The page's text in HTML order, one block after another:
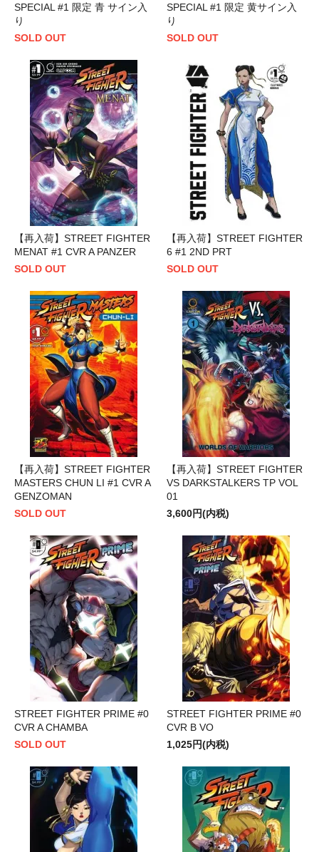
SPECIAL #1 限定 青 サイン入
り
SOLD OUT
SPECIAL #1 限定 黄サイン入
り
SOLD OUT
【再入荷】STREET FIGHTER
MENAT #1 CVR A PANZER
SOLD OUT
【再入荷】STREET FIGHTER
6 #1 2ND PRT
SOLD OUT
【再入荷】STREET FIGHTER
MASTERS CHUN LI #1 CVR A
GENZOMAN
SOLD OUT
【再入荷】STREET FIGHTER
VS DARKSTALKERS TP VOL
01
3,600円(内税)
STREET FIGHTER PRIME #0
CVR A CHAMBA
SOLD OUT
STREET FIGHTER PRIME #0
CVR B VO
1,025円(内税)